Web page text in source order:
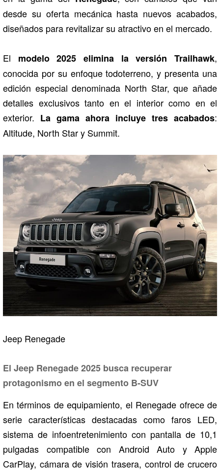
desde su oferta mecánica hasta nuevos acabados,
diseñados para revitalizar su atractivo en el mercado.
El modelo 2025 elimina la versión Trailhawk,
conocida por su enfoque todoterreno, y presenta una
edición especial denominada North Star, que añade
detalles exclusivos tanto en el interior como en el
exterior. La gama ahora incluye tres acabados:
Altitude, North Star y Summit.
Jeep Renegade
El Jeep Renegade 2025 busca recuperar
protagonismo en el segmento B-SUV
En términos de equipamiento, el Renegade ofrece de
serie características destacadas como faros LED,
sistema de infoentretenimiento con pantalla de 10,1
pulgadas compatible con Android Auto y Apple
CarPlay, cámara de visión trasera, control de crucero